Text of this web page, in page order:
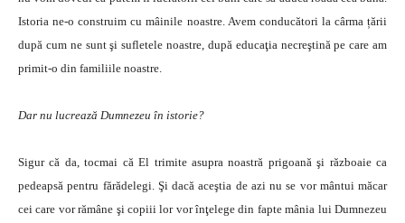
Istoria ne-o construim cu mâinile noastre. Avem conducători la cârma țării
după cum ne sunt şi sufletele noastre, după educaţia necreştină pe care am
primit-o din familiile noastre.
Dar nu lucrează Dumnezeu în istorie?
Sigur că da, tocmai că El trimite asupra noastră prigoană şi războaie ca
pedeapsă pentru fărădelegi. Şi dacă aceştia de azi nu se vor mântui măcar
cei care vor rămâne şi copiii lor vor înţelege din fapte mânia lui Dumnezeu